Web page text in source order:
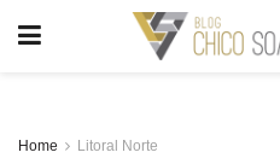
Home Litoral Norte